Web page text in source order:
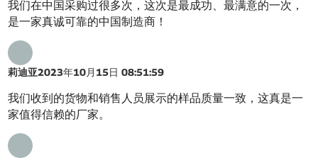
我们在中国采购过很多次，这次是最成功、最满意的一次，
是一家真诚可靠的中国制造商！
莉迪亚2023年10月15日 08:51:59
我们收到的货物和销售人员展示的样品质量一致，这真是一
家值得信赖的厂家。